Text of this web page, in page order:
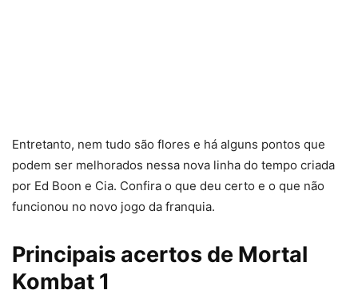
Entretanto, nem tudo são flores e há alguns pontos que
podem ser melhorados nessa nova linha do tempo criada
por Ed Boon e Cia. Confira o que deu certo e o que não
funcionou no novo jogo da franquia.
Principais acertos de Mortal
Kombat 1